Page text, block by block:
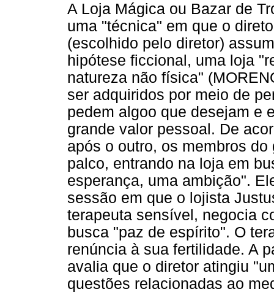
A Loja Mágica ou Bazar de
uma "técnica" em que o
(escolhido pelo diretor)
hipótese ficcional, uma loja
natureza não física"
ser adquiridos por meio de
pedem algoo que desejam e
grande valor pessoal. De
após o outro, os membros
palco, entrando na loja em
esperança, uma ambição".
sessão em que o lojista
terapeuta sensível, negocia
busca "paz de espírito". O
renúncia à sua fertilidade. A
avalia que o diretor atingiu
questões relacionadas ao